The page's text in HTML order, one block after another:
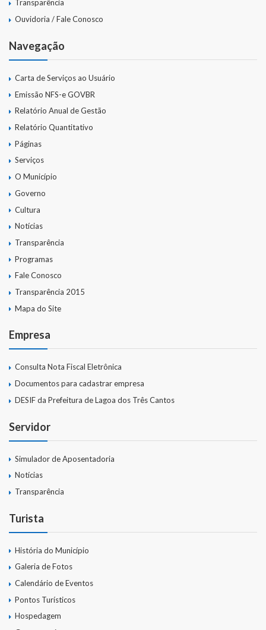
Transparência
Ouvidoria / Fale Conosco
Navegação
Carta de Serviços ao Usuário
Emissão NFS-e GOVBR
Relatório Anual de Gestão
Relatório Quantitativo
Páginas
Serviços
O Município
Governo
Cultura
Notícias
Transparência
Programas
Fale Conosco
Transparência 2015
Mapa do Site
Empresa
Consulta Nota Fiscal Eletrônica
Documentos para cadastrar empresa
DESIF da Prefeitura de Lagoa dos Três Cantos
Servidor
Simulador de Aposentadoria
Notícias
Transparência
Turista
História do Município
Galeria de Fotos
Calendário de Eventos
Pontos Turísticos
Hospedagem